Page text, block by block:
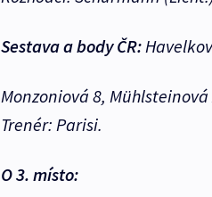
Sestava a body ČR:
Monzoniová 8,
Trenér: Parisi.
O 3. místo: